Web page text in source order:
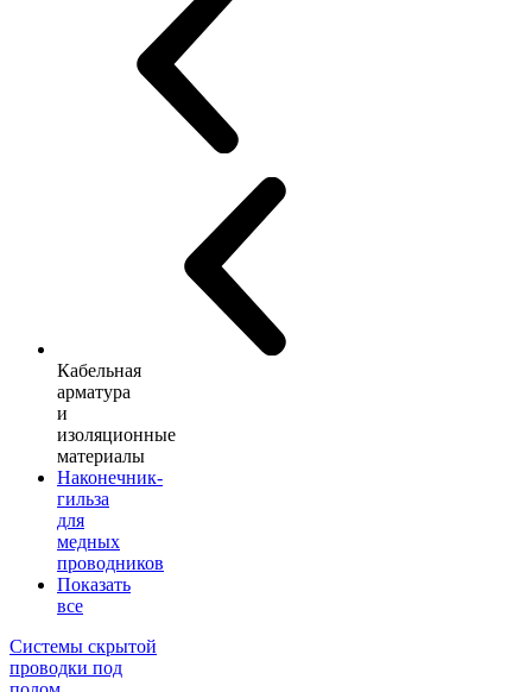
Кабельная
арматура
и
изоляционные
материалы
Наконечник-
гильза
для
медных
проводников
Показать
все
Системы скрытой
проводки под